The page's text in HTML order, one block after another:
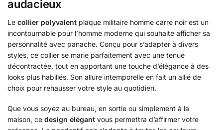
audacieux
Le collier polyvalent plaque militaire homme carré noir est un
incontournable pour l’homme moderne qui souhaite afficher sa
personnalité avec panache. Conçu pour s’adapter à divers
styles, ce collier se marie parfaitement avec une tenue
décontractée, tout en apportant une touche d’élégance à des
looks plus habillés. Son allure intemporelle en fait un allié de
choix pour rehausser votre style au quotidien.
Que vous soyez au bureau, en sortie ou simplement à la
maison, ce design élégant vous permettra d’affirmer votre